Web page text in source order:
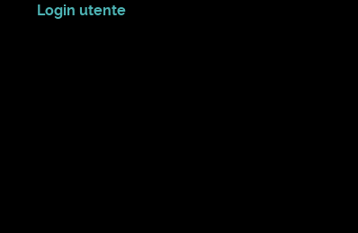
Login utente